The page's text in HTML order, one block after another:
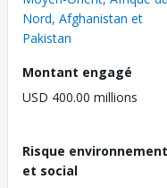
Nord, Afghanistan et
Pakistan
Montant engagé
USD 400.00 millions
Risque
et social